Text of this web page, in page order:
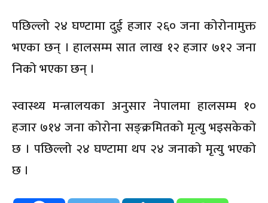
पछिल्लो २४ घण्टामा दुई हजार २६० जना कोरोनामुक्त
भएका छन् । हालसम्म सात लाख १२ हजार ७१२ जना
निको भएका छन् ।
स्वास्थ्य मन्त्रालयका अनुसार नेपालमा हालसम्म १०
हजार ७१४ जना कोरोना सङ्क्रमितको मृत्यु भइसकेको
छ । पछिल्लो २४ घण्टामा थप २४ जनाको मृत्यु भएको
छ ।